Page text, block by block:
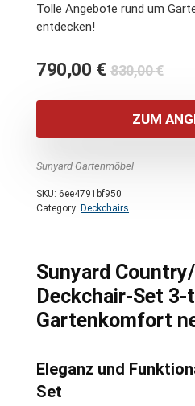
Tolle Angebote rund um
entdecken!
830,00€
war:
790,00 €
ist:
ZUM
Sunyard Gartenmöbel
SKU: 6ee4791bf950
Category: Deckchairs
Sunyard
Deckchair-Set
Gartenkomfort
Eleganz und
Set